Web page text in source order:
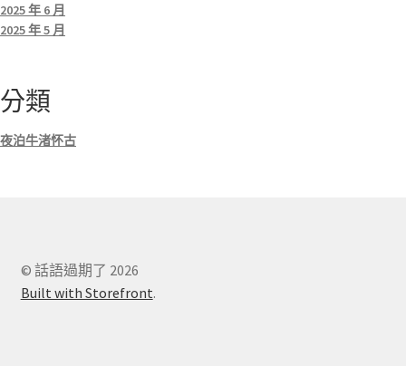
2025 年 6 月
2025 年 5 月
分類
夜泊牛渚怀古
© 話語過期了 2026
Built with Storefront.